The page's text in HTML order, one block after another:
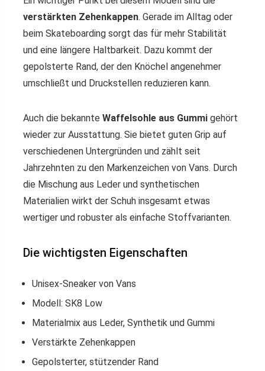
verstärkten Zehenkappen. Gerade im Alltag oder
beim Skateboarding sorgt das für mehr Stabilität
und eine längere Haltbarkeit. Dazu kommt der
gepolsterte Rand, der den Knöchel angenehmer
umschließt und Druckstellen reduzieren kann.
Auch die bekannte Waffelsohle aus Gummi gehört
wieder zur Ausstattung. Sie bietet guten Grip auf
verschiedenen Untergründen und zählt seit
Jahrzehnten zu den Markenzeichen von Vans. Durch
die Mischung aus Leder und synthetischen
Materialien wirkt der Schuh insgesamt etwas
wertiger und robuster als einfache Stoffvarianten.
Die wichtigsten Eigenschaften
Unisex-Sneaker von Vans
Modell: SK8 Low
Materialmix aus Leder, Synthetik und Gummi
Verstärkte Zehenkappen
Gepolsterter, stützender Rand